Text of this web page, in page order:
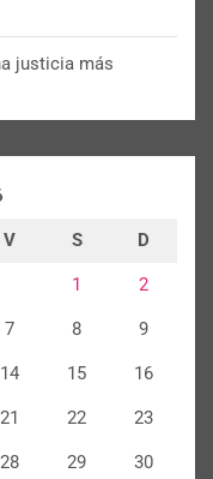
justicia más
V S D
1 2
7 8 9
14 15 16
21 22 23
28 29 30